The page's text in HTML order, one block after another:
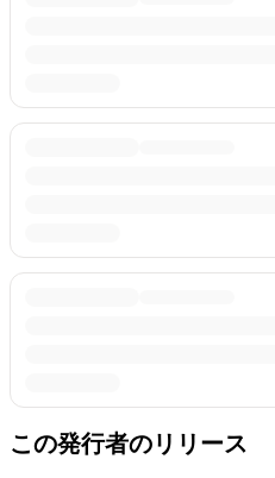
この発行者のリリース